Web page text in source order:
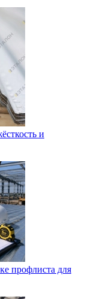
и
профлиста для